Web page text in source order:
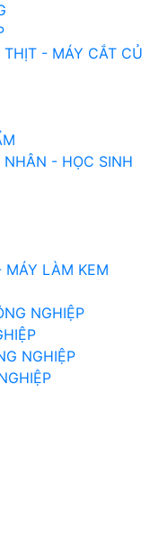
- MÁY CẮT CỦ
NHÂN - HỌC SINH
LÀM KEM
NGHIỆP
NGHIỆP